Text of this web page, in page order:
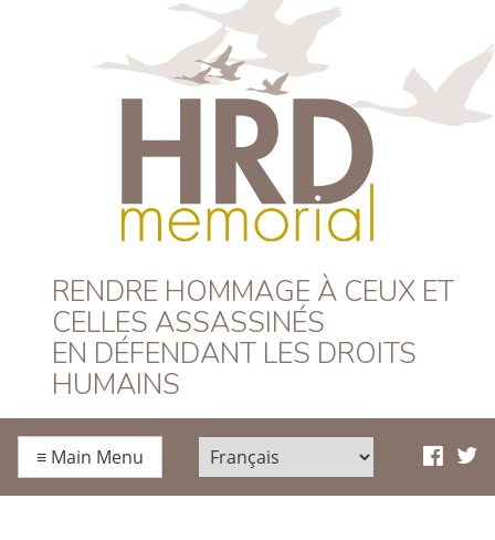
HRD Memorial –
Français
RENDRE HOMMAGE À CEUX ET
CELLES ASSASSINÉS
EN DÉFENDANT LES DROITS
HUMAINS
≡ Main Menu